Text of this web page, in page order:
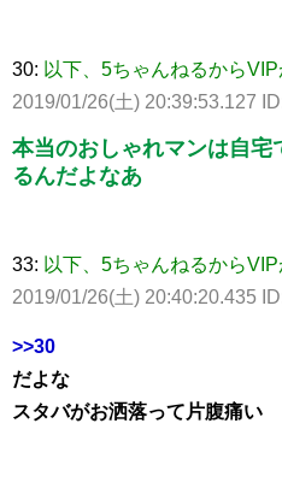
30: 以下、5ちゃんねるから
2019/01/26(土) 20:39:53.127
本当のおしゃれマンは自宅
るんだよなあ
33: 以下、5ちゃんねるから
2019/01/26(土) 20:40:20.435
>>30
だよな
スタバがお洒落って片腹痛い